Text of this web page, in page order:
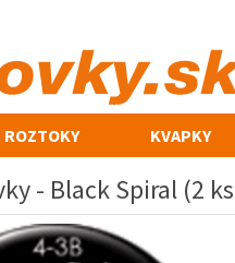
ROZTOKY KVAPKY
- Black Spiral (2